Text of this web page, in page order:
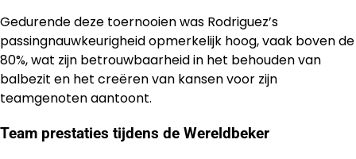
Gedurende deze toernooien was Rodriguez’s
passingnauwkeurigheid opmerkelijk hoog, vaak boven de
80%, wat zijn betrouwbaarheid in het behouden van
balbezit en het creëren van kansen voor zijn
teamgenoten aantoont.
Team prestaties tijdens de Wereldbeker